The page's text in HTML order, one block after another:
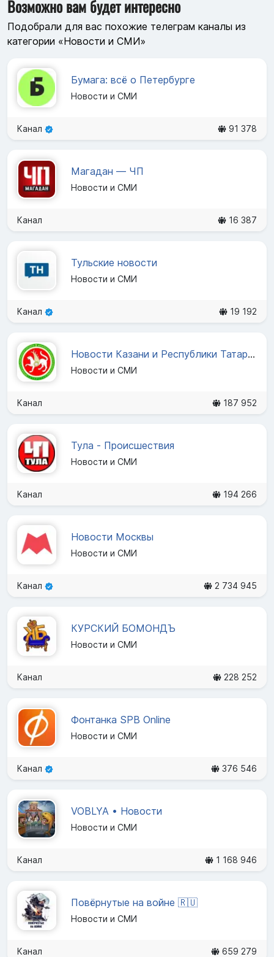
Возможно вам будет интересно
Подобрали для вас похожие телеграм каналы из
категории «Новости и СМИ»
Бумага: всё о Петербурге
Новости и СМИ
Канал 91 378
Магадан — ЧП
Новости и СМИ
Канал 16 387
Тульские новости
Новости и СМИ
Канал 19 192
Новости Казани и Республики Татарстан
Новости и СМИ
Канал 187 952
Тула - Происшествия
Новости и СМИ
Канал 194 266
Новости Москвы
Новости и СМИ
Канал 2 734 945
КУРСКИЙ БОМОНДЪ
Новости и СМИ
Канал 228 252
Фонтанка SPB Online
Новости и СМИ
Канал 376 546
VOBLYA • Новости
Новости и СМИ
Канал 1 168 946
Повёрнутые на войне 🇷🇺
Новости и СМИ
Канал 659 279